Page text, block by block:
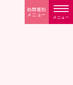
メニュー
訪問者別
メニュー